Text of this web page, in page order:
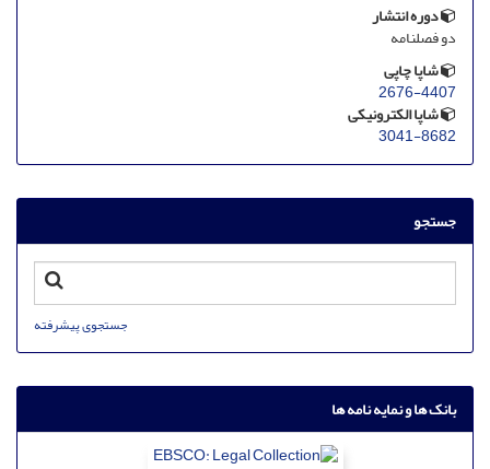
دوره انتشار
دو فصلنامه
شاپا چاپی
2676-4407
شاپا الکترونیکی
3041-8682
جستجو
جستجوی پیشرفته
بانک ها و نمایه نامه ها